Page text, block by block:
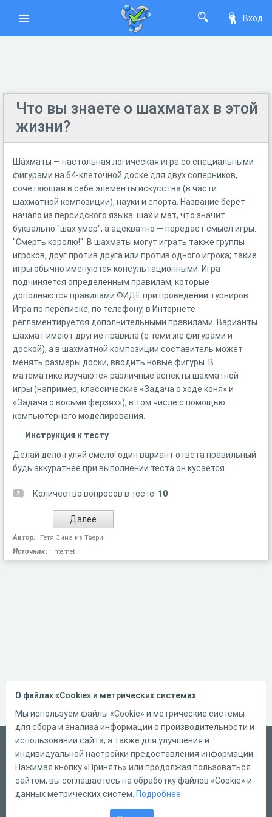
Вход
Что вы знаете о шахматах в этой
жизни?
Ша́хматы — настольная логическая игра со специальными
фигурами на 64-клеточной доске для двух соперников,
сочетающая в себе элементы искусства (в части
шахматной композиции), науки и спорта. Название берёт
начало из персидского языка: шах и мат, что значит
буквально:"шах умер", а адекватно — передает смысл игры:
"Смерть королю!". В шахматы могут играть также группы
игроков, друг против друга или против одного игрока; такие
игры обычно именуются консультационными. Игра
подчиняется определённым правилам, которые
дополняются правилами ФИДЕ при проведении турниров.
Игра по переписке, по телефону, в Интернете
регламентируется дополнительными правилами. Варианты
шахмат имеют другие правила (с теми же фигурами и
доской), а в шахматной композиции составитель может
менять размеры доски, вводить новые фигуры. В
математике изучаются различные аспекты шахматной
игры (например, классические «Задача о ходе коня» и
«Задача о восьми ферзях»), в том числе с помощью
компьютерного моделирования.
Инструкция к тесту
Делай дело-гуляй смело! один вариант ответа правильный
будь аккуратнее при выполнении теста он кусается
Количество вопросов в тесте: 10
Автор: Тетя Зина из Твери
Источник: Internet
Русский
Справка
Форма обратной связи
О файлах «Cookie» и метрических системах
Мы используем файлы «Cookie» и метрические системы
для сбора и анализа информации о производительности и
использовании сайта, а также для улучшения и
индивидуальной настройки предоставления информации.
Нажимая кнопку «Принять» или продолжая пользоваться
сайтом, вы соглашаетесь на обработку файлов «Cookie» и
данных метрических систем. Подробнее